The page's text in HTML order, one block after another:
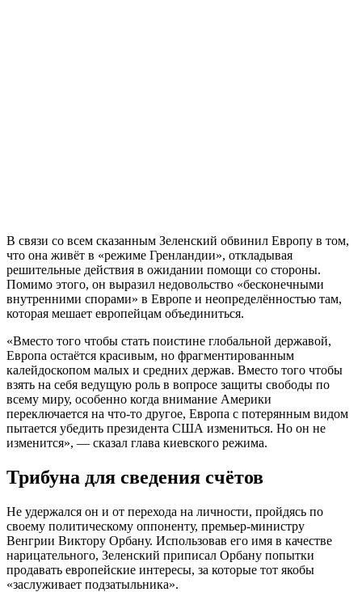
В связи со всем сказанным Зеленский обвинил Европу в том,
что она живёт в «режиме Гренландии», откладывая
решительные действия в ожидании помощи со стороны.
Помимо этого, он выразил недовольство «бесконечными
внутренними спорами» в Европе и неопределённостью там,
которая мешает европейцам объединиться.
«Вместо того чтобы стать поистине глобальной державой,
Европа остаётся красивым, но фрагментированным
калейдоскопом малых и средних держав. Вместо того чтобы
взять на себя ведущую роль в вопросе защиты свободы по
всему миру, особенно когда внимание Америки
переключается на что-то другое, Европа с потерянным видом
пытается убедить президента США измениться. Но он не
изменится», — сказал глава киевского режима.
Трибуна для сведения счётов
Не удержался он и от перехода на личности, пройдясь по
своему политическому оппоненту, премьер-министру
Венгрии Виктору Орбану. Использовав его имя в качестве
нарицательного, Зеленский приписал Орбану попытки
продавать европейские интересы, за которые тот якобы
«заслуживает подзатыльника».